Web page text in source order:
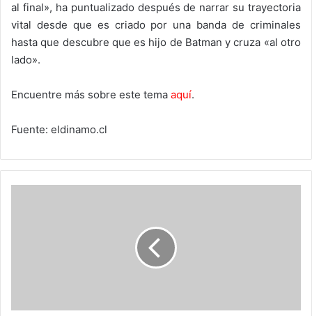
al final», ha puntualizado después de narrar su trayectoria
vital desde que es criado por una banda de criminales
hasta que descubre que es hijo de Batman y cruza «al otro
lado».
Encuentre más sobre este tema aquí.
Fuente: eldinamo.cl
el